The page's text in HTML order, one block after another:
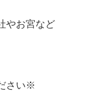
やお宮など
さい※